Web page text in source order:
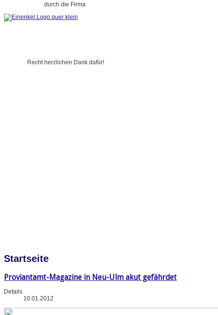
durch die Firma
Recht herzlichen Dank dafür!
Startseite
Proviantamt-Magazine in Neu-Ulm akut gefährdet
Details
10.01.2012